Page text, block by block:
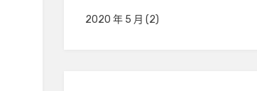
2020 年 5 月 (2)